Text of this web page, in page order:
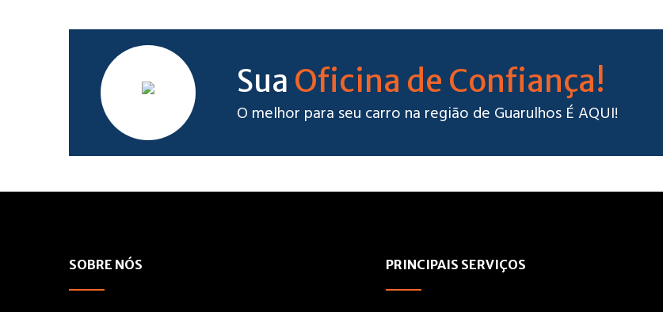
Sua Oficina de Confiança!
O melhor para seu carro na região de Guarulhos É AQUI!
SOBRE NÓS PRINCIPAIS SERVIÇOS